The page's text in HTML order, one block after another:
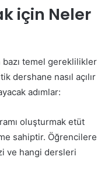
için Neler
temel gereklilikler
dershane nasıl açılır
adımlar:
oluşturmak etüt
sahiptir. Öğrencilere
ve hangi dersleri